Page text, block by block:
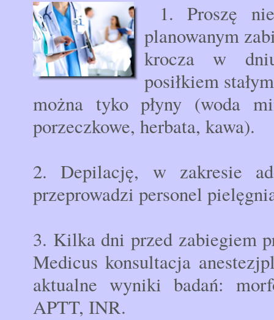
1. Proszę nie
planowanym
krocza w
posiłkiem
można tyko płyny (woda
porzeczkowe, herbata, kawa).
2. Depilację, w zakresie
przeprowadzi personel
3. Kilka dni przed zabiegiem
Medicus konsultacja
aktualne wyniki badań:
APTT, INR.